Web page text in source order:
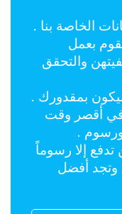
. نحن لا نقوم بتحديث قاعدة البيانات الخاصة بنا
بعمل
والتحقق
. ستجد معنا راحتك النفسية، وسيكون بمقدورك
في أقصر وقت
. انضم إلينا ودعك من الوسطاء ورسوم
تدفع إلا رسوماً
أفضل